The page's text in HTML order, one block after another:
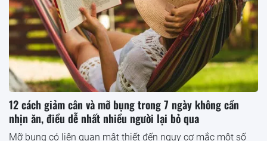
12 cách giảm cân và mỡ bụng trong 7 ngày không cần
nhịn ăn, điều dễ nhất nhiều người lại bỏ qua
Mỡ bụng có liên quan mật thiết đến nguy cơ mắc một số